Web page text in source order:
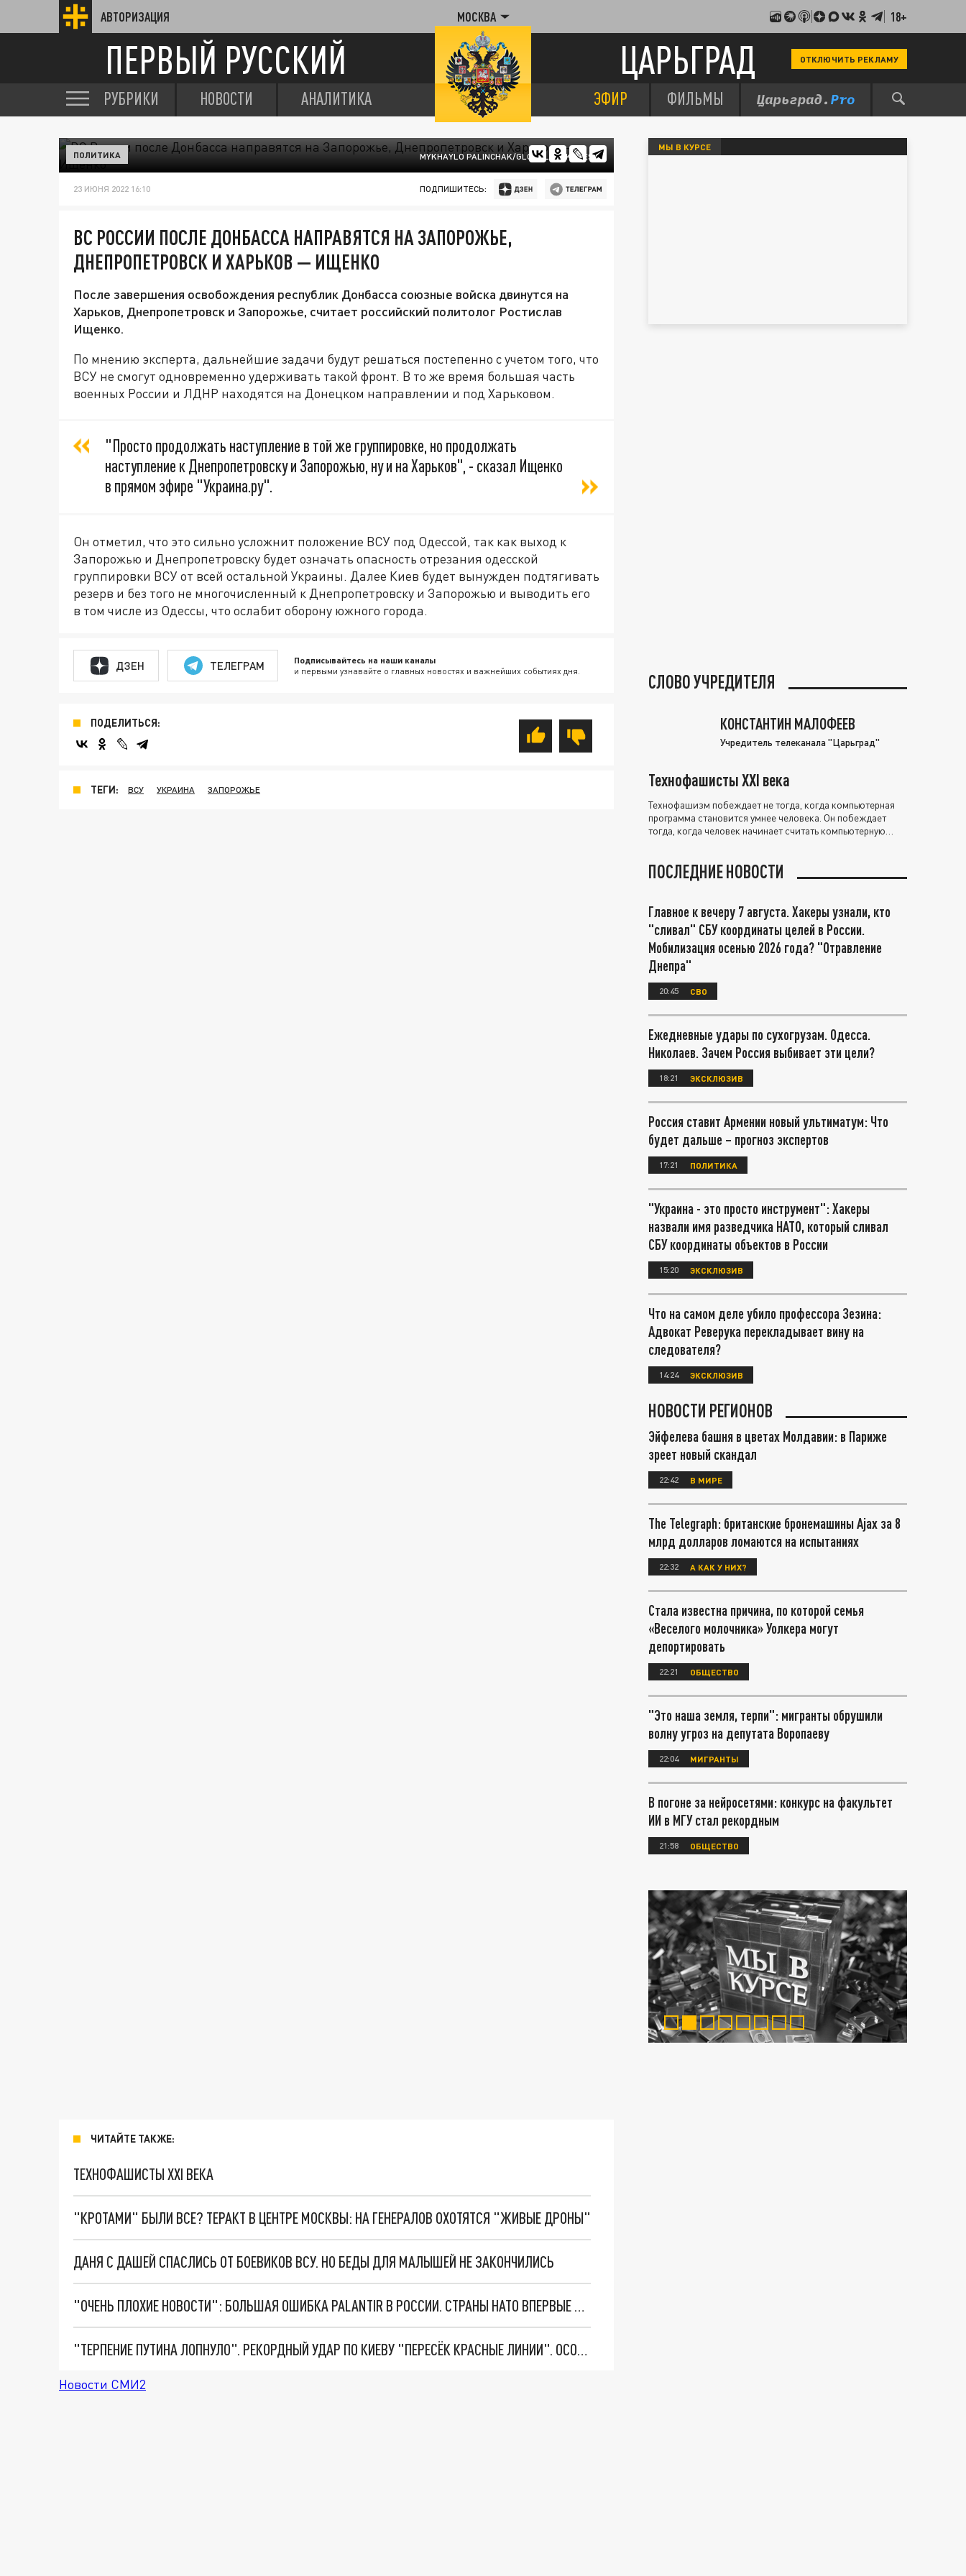
АВТОРИЗАЦИЯ МОСКВА 18+
ПЕРВЫЙ РУССКИЙ ЦАРЬГРАД ОТКЛЮЧИТЬ РЕКЛАМУ
РУБРИКИ НОВОСТИ АНАЛИТИКА ЭФИР ФИЛЬМЫ
MYKHAYLO PALINCHAK/GLOBALLOOKPRESS
ПОЛИТИКА
23 ИЮНЯ 2022 16:10 ПОДПИШИТЕСЬ:
ВС РОССИИ ПОСЛЕ ДОНБАССА НАПРАВЯТСЯ НА ЗАПОРОЖЬЕ,
ДНЕПРОПЕТРОВСК И ХАРЬКОВ — ИЩЕНКО
После завершения освобождения республик Донбасса союзные войска двинутся на
Харьков, Днепропетровск и Запорожье, считает российский политолог Ростислав
Ищенко.
По мнению эксперта, дальнейшие задачи будут решаться постепенно с учетом того, что
ВСУ не смогут одновременно удерживать такой фронт. В то же время большая часть
военных России и ЛДНР находятся на Донецком направлении и под Харьковом.
"Просто продолжать наступление в той же группировке, но продолжать
наступление к Днепропетровску и Запорожью, ну и на Харьков", - сказал Ищенко
в прямом эфире "Украина.ру".
Он отметил, что это сильно усложнит положение ВСУ под Одессой, так как выход к
Запорожью и Днепропетровску будет означать опасность отрезания одесской
группировки ВСУ от всей остальной Украины. Далее Киев будет вынужден подтягивать
резерв и без того не многочисленный к Днепропетровску и Запорожью и выводить его
в том числе из Одессы, что ослабит оборону южного города.
ДЗЕН ТЕЛЕГРАМ Подписывайтесь на наши каналы
и первыми узнавайте о главных новостях и важнейших событиях дня.
ПОДЕЛИТЬСЯ:
ТЕГИ: ВСУ УКРАИНА ЗАПОРОЖЬЕ
ЧИТАЙТЕ ТАКЖЕ:
ТЕХНОФАШИСТЫ XXI ВЕКА
"КРОТАМИ" БЫЛИ ВСЕ? ТЕРАКТ В ЦЕНТРЕ МОСКВЫ: НА ГЕНЕРАЛОВ ОХОТЯТСЯ "ЖИВЫЕ ДРОНЫ"
ДАНЯ С ДАШЕЙ СПАСЛИСЬ ОТ БОЕВИКОВ ВСУ. НО БЕДЫ ДЛЯ МАЛЫШЕЙ НЕ ЗАКОНЧИЛИСЬ
"ОЧЕНЬ ПЛОХИЕ НОВОСТИ": БОЛЬШАЯ ОШИБКА PALANTIR В РОССИИ. СТРАНЫ НАТО ВПЕРВЫЕ ЗА СВО ОСТАНОВИЛИ ПОСТАВКИ ОРУЖИЯ. ВСУ ТЕРЯЮТ ПРИГРАНИЧЬЕ?
"ТЕРПЕНИЕ ПУТИНА ЛОПНУЛО". РЕКОРДНЫЙ УДАР ПО КИЕВУ "ПЕРЕСЁК КРАСНЫЕ ЛИНИИ". ОСОБЫЕ СПЕЦЫ КНДР НА ЛБС? ТАЙНЫЕ ПЕРЕГОВОРЫ ЕВРОПЫ И МОСКВЫ
Новости СМИ2
МЫ В КУРСЕ
СЛОВО УЧРЕДИТЕЛЯ
КОНСТАНТИН МАЛОФЕЕВ
Учредитель телеканала "Царьград"
Технофашисты XXI века
Технофашизм побеждает не тогда, когда компьютерная
программа становится умнее человека. Он побеждает
тогда, когда человек начинает считать компьютерную
ПОСЛЕДНИЕ НОВОСТИ
Главное к вечеру 7 августа. Хакеры узнали, кто
"сливал" СБУ координаты целей в России.
Мобилизация осенью 2026 года? "Отравление
Днепра"
20:45 СВО
Ежедневные удары по сухогрузам. Одесса.
Николаев. Зачем Россия выбивает эти цели?
18:21 ЭКСКЛЮЗИВ
Россия ставит Армении новый ультиматум: Что
будет дальше – прогноз экспертов
17:21 ПОЛИТИКА
"Украина - это просто инструмент": Хакеры
назвали имя разведчика НАТО, который сливал
СБУ координаты объектов в России
15:20 ЭКСКЛЮЗИВ
Что на самом деле убило профессора Зезина:
Адвокат Реверука перекладывает вину на
следователя?
14:24 ЭКСКЛЮЗИВ
НОВОСТИ РЕГИОНОВ
Эйфелева башня в цветах Молдавии: в Париже
зреет новый скандал
22:42 В МИРЕ
The Telegraph: британские бронемашины Ajax за 8
млрд долларов ломаются на испытаниях
22:32 А КАК У НИХ?
Стала известна причина, по которой семья
«Веселого молочника» Уолкера могут
депортировать
22:21 ОБЩЕСТВО
"Это наша земля, терпи": мигранты обрушили
волну угроз на депутата Воропаеву
22:04 МИГРАНТЫ
В погоне за нейросетями: конкурс на факультет
ИИ в МГУ стал рекордным
21:58 ОБЩЕСТВО